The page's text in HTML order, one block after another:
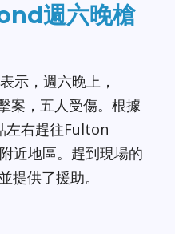
週六晚槍
示，週六晚上，
案，五人受傷。根據
左右趕往Fulton
近地區。趕到現場的
提供了援助。